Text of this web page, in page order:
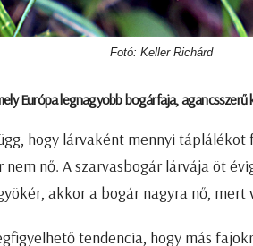
Fotó: Keller Richárd
Európa legnagyobb bogárfaja, agancsszerű
hogy lárvaként mennyi
nő. A szarvasbogár lárvája öt
akkor a bogár nagyra nő,
tendencia, hogy más